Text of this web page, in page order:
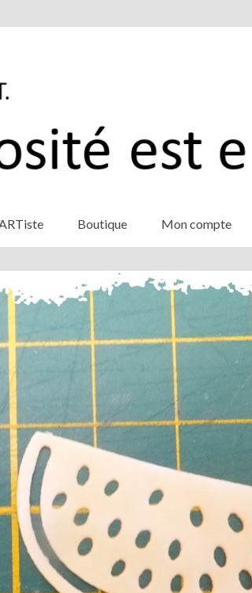
Boutique Mon compte